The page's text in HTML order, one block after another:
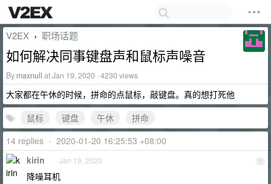
V2EX › 职场话题
如何解决同事键盘声和鼠标声噪音
By maxnull at Jan 19, 2020 · 4230 views
大家都在午休的时候，拼命的点鼠标，敲键盘。真的想打死他
鼠标
键盘 午休
拼命
14 replies • 2020-01-20 16:25:53 +08:00
1
kirin Jan 19, 2020
降噪耳机